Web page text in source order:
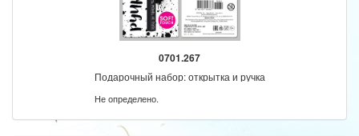
0701.267
Подарочный набор: открытка и ручка
Не определено.